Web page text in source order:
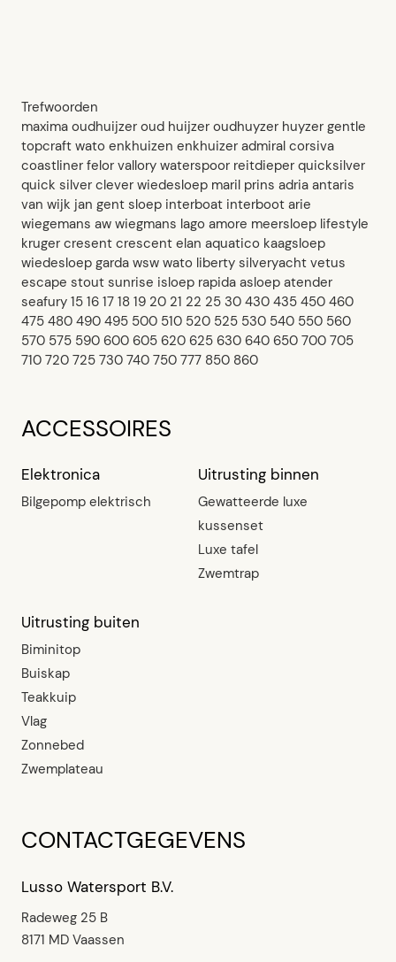
Trefwoorden
maxima oudhuijzer oud huijzer oudhuyzer huyzer gentle
topcraft wato enkhuizen enkhuizer admiral corsiva
coastliner felor vallory waterspoor reitdieper quicksilver
quick silver clever wiedesloep maril prins adria antaris
van wijk jan gent sloep interboat interboot arie
wiegemans aw wiegmans lago amore meersloep lifestyle
kruger cresent crescent elan aquatico kaagsloep
wiedesloep garda wsw wato liberty silveryacht vetus
escape stout sunrise isloep rapida asloep atender
seafury 15 16 17 18 19 20 21 22 25 30 430 435 450 460
475 480 490 495 500 510 520 525 530 540 550 560
570 575 590 600 605 620 625 630 640 650 700 705
710 720 725 730 740 750 777 850 860
ACCESSOIRES
Elektronica
Bilgepomp elektrisch
Uitrusting binnen
Gewatteerde luxe
kussenset
Luxe tafel
Zwemtrap
Uitrusting buiten
Biminitop
Buiskap
Teakkuip
Vlag
Zonnebed
Zwemplateau
CONTACTGEGEVENS
Lusso Watersport B.V.
Radeweg 25 B
8171 MD Vaassen